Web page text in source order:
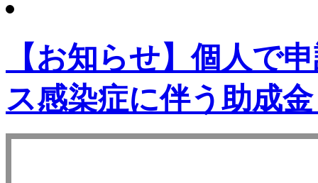
【お知らせ】個人で
ス感染症に伴う助成